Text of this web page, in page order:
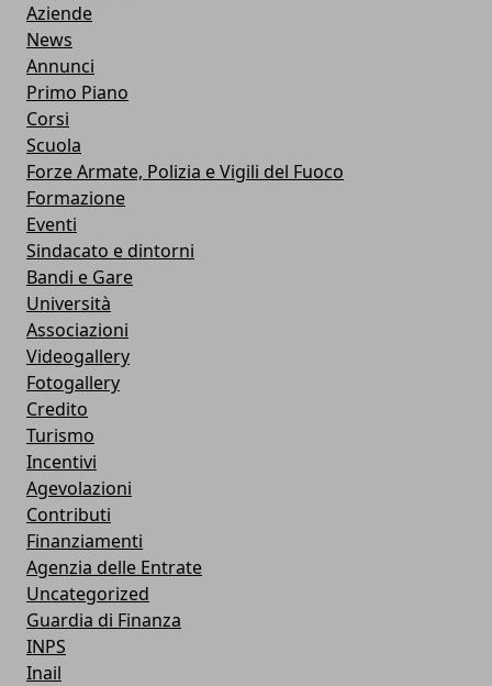
Aziende
News
Annunci
Primo Piano
Corsi
Scuola
Forze Armate, Polizia e Vigili del Fuoco
Formazione
Eventi
Sindacato e dintorni
Bandi e Gare
Università
Associazioni
Videogallery
Fotogallery
Credito
Turismo
Incentivi
Agevolazioni
Contributi
Finanziamenti
Agenzia delle Entrate
Uncategorized
Guardia di Finanza
INPS
Inail